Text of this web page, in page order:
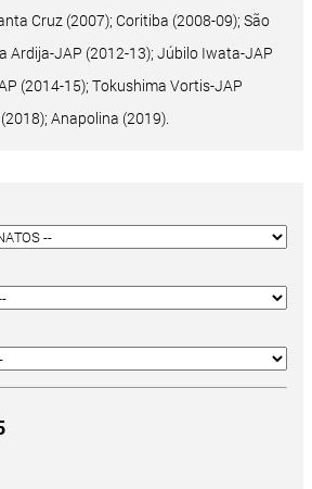
Cruz (2007); Coritiba (2008-09); São
Ardija-JAP (2012-13); Júbilo Iwata-JAP
(2014-15); Tokushima Vortis-JAP
Anapolina (2019).